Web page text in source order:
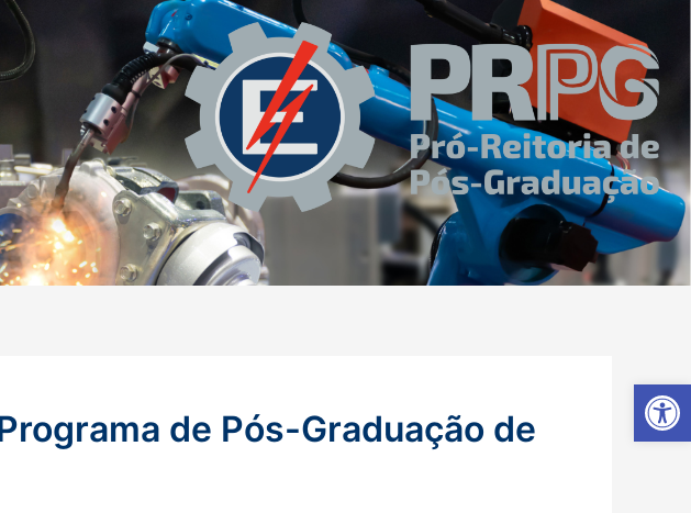
de Pós-Graduação de